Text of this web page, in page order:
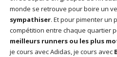
monde se retrouve pour boire un
sympathiser. Et pour pimenter un
compétition entre chaque quartier
meilleurs runners ou les plus
je cours avec Adidas, je cours avec